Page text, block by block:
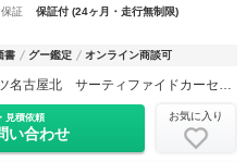
保証
保証付 (24ヶ月・走行無制限)
書 グー鑑定 オンライン商談可
メルセデス・ベンツ名古屋北 サーティファイドカーセンター 株式会社シュテルン名古屋南
見積依頼
い合わせ
お気に入り